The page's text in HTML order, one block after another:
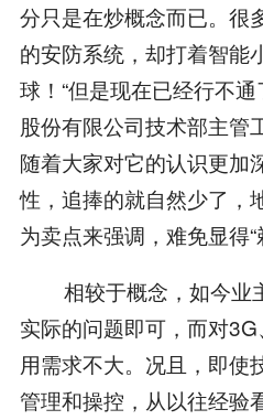
分只是在炒概念而已。很
的安防系统，却打着智能
球！“但是现在已经行不
股份有限公司技术部主管
随着大家对它的认识更加
性，追捧的就自然少了，
为卖点来强调，难免显得“
相较于概念，如今业
实际的问题即可，而对
用需求不大。况且，即使
管理和操控，从以往经验